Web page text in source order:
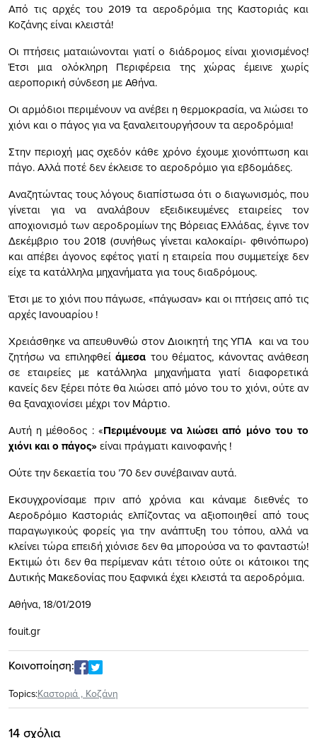
Από τις αρχές του 2019 τα αεροδρόμια της Καστοριάς και
Κοζάνης είναι κλειστά!
Οι πτήσεις ματαιώνονται γιατίο διάδρομος είναι χιονισμένος!
Έτσι μια ολόκληρη Περιφέρεια της χώρας έμεινε χωρίς
αεροπορική σύνδεση με Αθήνα.
Οι αρμόδιοι περιμένουν να ανέβει η θερμοκρασία, να λιώσει το
χιόνι και ο πάγος για να ξαναλειτουργήσουν τα αεροδρόμια!
Στην περιοχή μας σχεδόν κάθε χρόνο έχουμε χιονόπτωση και
πάγο. Αλλά ποτέ δεν έκλεισε το αεροδρόμιο για εβδομάδες.
Αναζητώντας τους λόγους διαπίστωσα ότι ο διαγωνισμός, που
γίνεται για να αναλάβουν εξειδικευμένες εταιρείες τον
αποχιονισμό των αεροδρομίων της Βόρειας Ελλάδας, έγινε τον
Δεκέμβριο του 2018 (συνήθως γίνεται καλοκαίρι- φθινόπωρο)
και απέβει άγονος εφέτος γιατί η εταιρεία που συμμετείχε δεν
είχε τα κατάλληλα μηχανήματα για τους διαδρόμους.
Έτσι με το χιόνι που πάγωσε, «πάγωσαν» και οι πτήσεις από τις
αρχές Ιανουαρίου !
Χρειάσθηκε να απευθυνθώ στον Διοικητή της ΥΠΑ και να του
ζητήσω να επιληφθείάμεσα του θέματος, κάνοντας ανάθεση
σε εταιρείες με κατάλληλα μηχανήματα γιατί διαφορετικά
κανείς δεν ξέρει πότε θα λιώσει από μόνο του το χιόνι, ούτε αν
θα ξαναχιονίσει μέχρι τον Μάρτιο.
Αυτή η μέθοδος : «Περιμένουμε να λιώσει από μόνο του το
χιόνι και ο πάγος»είναι πράγματι καινοφανής !
Ούτε την δεκαετία του ’70 δεν συνέβαιναν αυτά.
Εκσυγχρονίσαμε πριν από χρόνια και κάναμε διεθνές το
Αεροδρόμιο Καστοριάς ελπίζοντας να αξιοποιηθεί από τους
παραγωγικούς φορείς για την ανάπτυξη του τόπου, αλλά να
κλείνει τώρα επειδή χιόνισε δεν θα μπορούσα να το φανταστώ!
Εκτιμώ ότι δεν θα περίμεναν κάτι τέτοιο ούτε οι κάτοικοι της
Δυτικής Μακεδονίας που ξαφνικά έχει κλειστά τα αεροδρόμια.
Αθήνα, 18/01/2019
fouit.gr
Κοινοποίηση:
Topics:Καστοριά , Κοζάνη
14 σχόλια